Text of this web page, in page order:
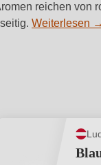
reichen von
Weiterlesen →